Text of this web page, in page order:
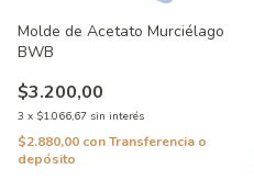
Molde de Acetato Murciélago
BWB
$3.200,00
3 x $1.066,67 sin interés
$2.880,00 conTransferencia o
depósito